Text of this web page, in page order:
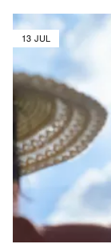
13 JUL